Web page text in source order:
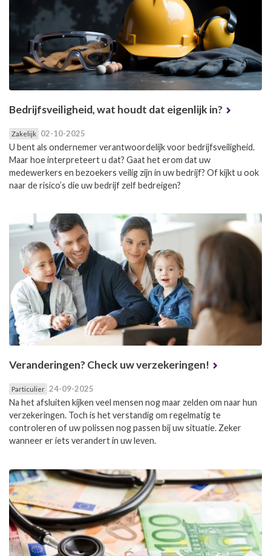
Bedrijfsveiligheid, wat houdt dat eigenlijk in?
Zakelijk 02-10-2025
U bent als ondernemer verantwoordelijk voor bedrijfsveiligheid.
Maar hoe interpreteert u dat? Gaat het erom dat uw
medewerkers en bezoekers veilig zijn in uw bedrijf? Of kijkt u ook
naar de risico’s die uw bedrijf zelf bedreigen?
Veranderingen? Check uw verzekeringen!
Particulier 24-09-2025
Na het afsluiten kijken veel mensen nog maar zelden om naar hun
verzekeringen. Toch is het verstandig om regelmatig te
controleren of uw polissen nog passen bij uw situatie. Zeker
wanneer er iets verandert in uw leven.